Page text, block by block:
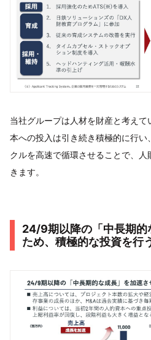
当社グループは人材を財産と考え
本への投入は引き続き積極的に行い
クルを高速で循環させることで、
きます。
24/9期以降の「中長期的
ため、積極的な投資を行